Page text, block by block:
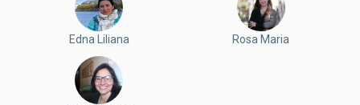
Edna Liliana Rosa Maria